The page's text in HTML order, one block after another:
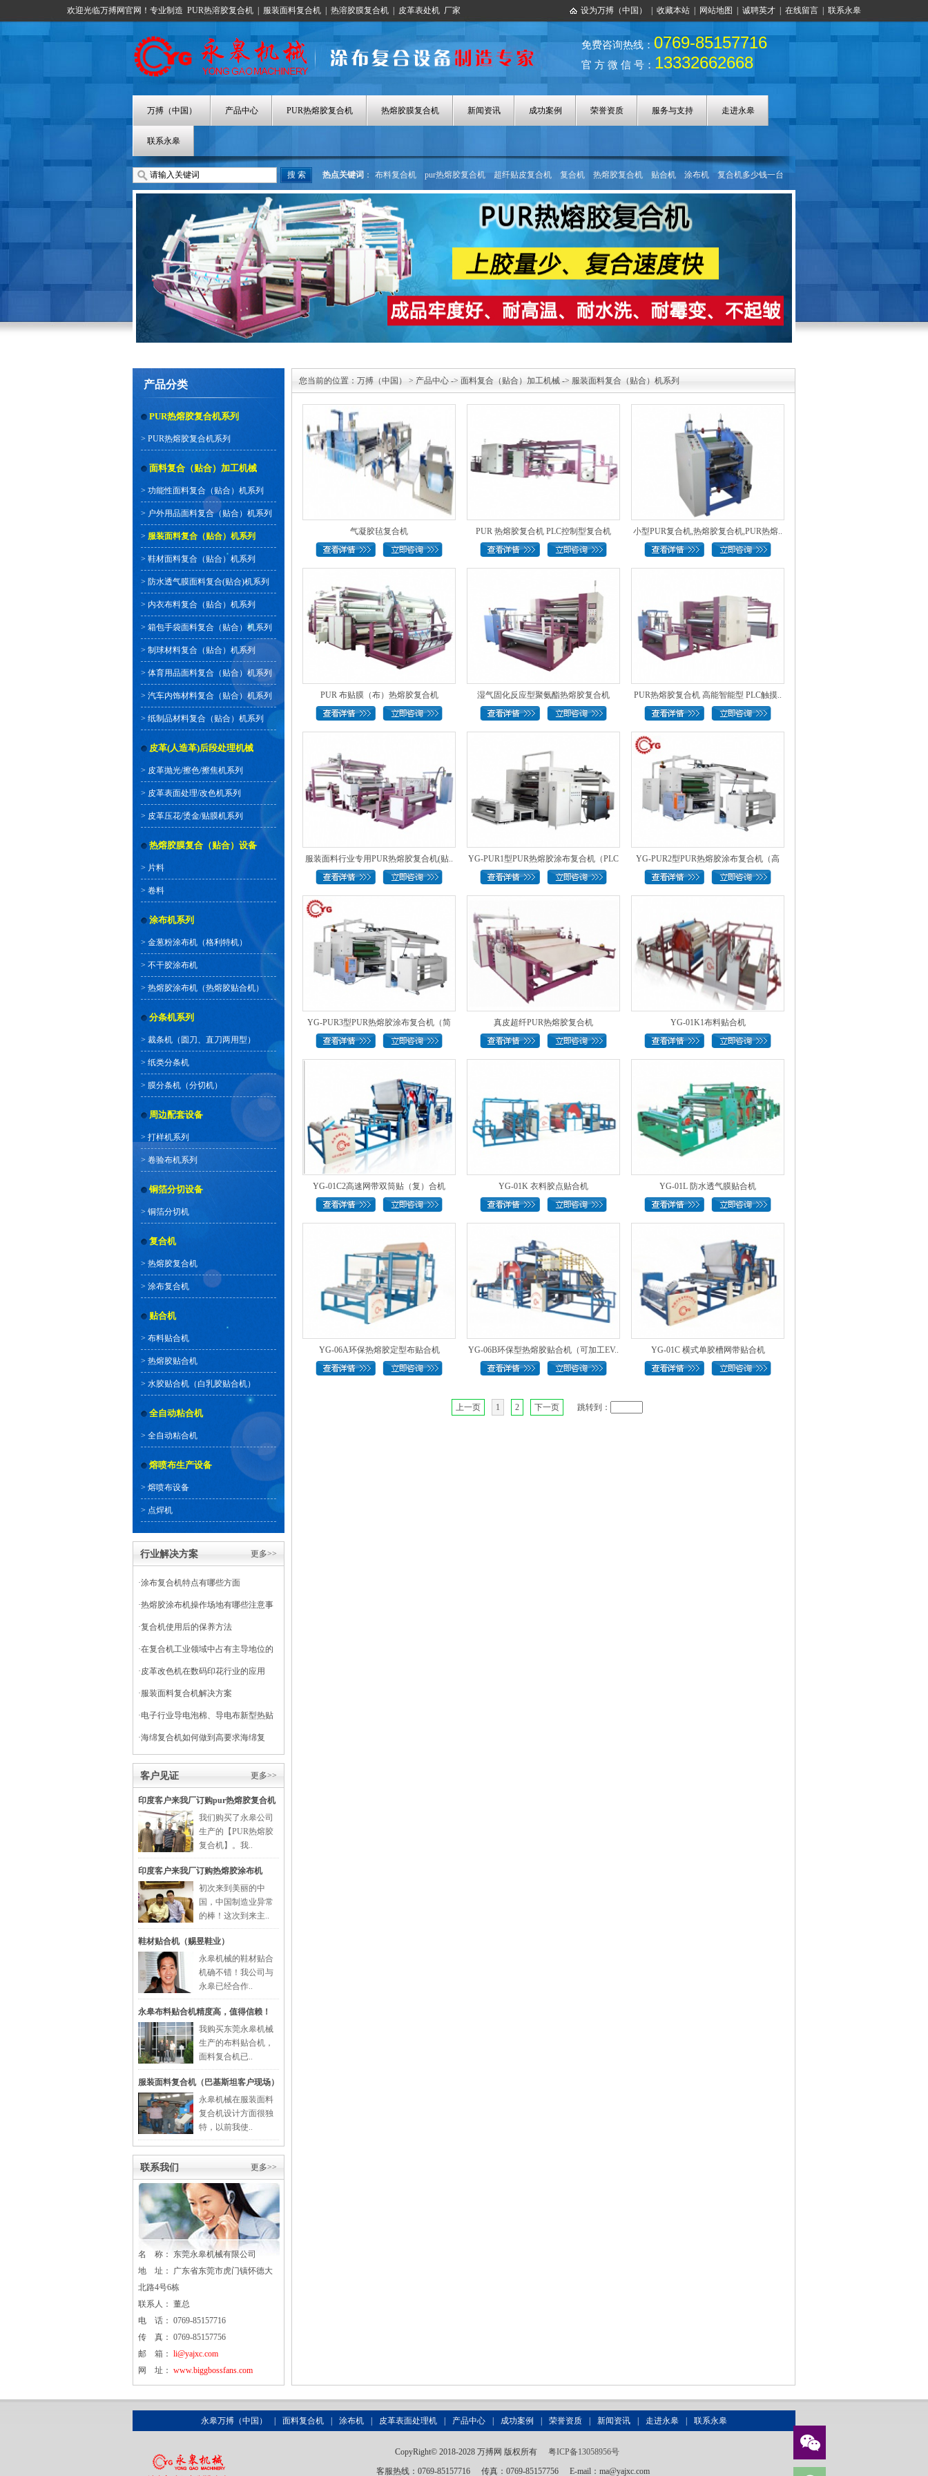
欢迎光临万搏网官网！专业制造 PUR热溶胶复合机 服装面料复合机 热溶胶膜复合机 皮革表处机 厂家 设为万搏（中国） 收藏本站 网站地图 诚聘英才 在线留言 联系永皋
免费咨询热线： 0769-85157716
官 方 微 信 号： 13332662668
万搏（中国） 产品中心 PUR热熔胶复合机 热熔胶膜复合机 新闻资讯 成功案例 荣誉资质 服务与支持 走进永皋
联系永皋
热点关键词 ： 布料复合机 pur热熔胶复合机 超纤贴皮复合机 复合机 热熔胶复合机 贴合机 涂布机
复合机多少钱一台
热熔胶涂布机
热熔胶膜复合机
产品分类
PUR热熔胶复合机系列
> PUR热熔胶复合机系列
面料复合（贴合）加工机械
> 功能性面料复合（贴合）机系列
> 户外用品面料复合（贴合）机系列
> 服装面料复合（贴合）机系列
> 鞋材面料复合（贴合）机系列
> 防水透气膜面料复合(贴合)机系列
> 内衣布料复合（贴合）机系列
> 箱包手袋面料复合（贴合）机系列
> 制球材料复合（贴合）机系列
> 体育用品面料复合（贴合）机系列
> 汽车内饰材料复合（贴合）机系列
> 纸制品材料复合（贴合）机系列
皮革(人造革)后段处理机械
> 皮革抛光/擦色/擦焦机系列
> 皮革表面处理/改色机系列
> 皮革压花/烫金/贴膜机系列
热熔胶膜复合（贴合）设备
> 片料
> 卷料
涂布机系列
> 金葱粉涂布机（格利特机）
> 不干胶涂布机
> 热熔胶涂布机（热熔胶贴合机）
分条机系列
> 裁条机（圆刀、直刀两用型）
> 纸类分条机
> 膜分条机（分切机）
周边配套设备
> 打样机系列
> 卷验布机系列
铜箔分切设备
> 铜箔分切机
复合机
> 热熔胶复合机
> 涂布复合机
贴合机
> 布料贴合机
> 热熔胶贴合机
> 水胶贴合机（白乳胶贴合机）
全自动粘合机
> 全自动粘合机
熔喷布生产设备
> 熔喷布设备
> 点焊机
更多>>
行业解决方案
·涂布复合机特点有哪些方面
·热熔胶涂布机操作场地有哪些注意事
项
·复合机使用后的保养方法
·在复合机工业领域中占有主导地位的
干式复合机
·皮革改色机在数码印花行业的应用
·服装面料复合机解决方案
·电子行业导电泡棉、导电布新型热贴
复合
·海绵复合机如何做到高要求海绵复
更多>>
客户见证
印度客户来我厂订购pur热熔胶复合机
我们购买了永皋公司
生产的【PUR热熔胶
复合机】。我..
印度客户来我厂订购热熔胶涂布机
初次来到美丽的中
国，中国制造业异常
的棒！这次到来主..
鞋材贴合机（赐昱鞋业）
永皋机械的鞋材贴合
机确不错！我公司与
永皋已经合作..
永皋布料贴合机精度高，值得信赖！
我购买东莞永皋机械
生产的布料贴合机，
面料复合机已..
服装面料复合机（巴基斯坦客户现场）
永皋机械在服装面料
复合机设计方面很独
特，以前我使..
更多>>
联系我们
名 称： 东莞永皋机械有限公司
地 址： 广东省东莞市虎门镇怀德大
北路4号6栋
联系人： 董总
电 话： 0769-85157716
传 真： 0769-85157756
邮 箱： li@yajxc.com
网 址： www.biggbossfans.com
您当前的位置： 万搏（中国） > 产品中心 -> 面料复合（贴合）加工机械 -> 服装面料复合（贴合）机系列
气凝胶毡复合机 PUR 热熔胶复合机 PLC控制型复合机 小型PUR复合机,热熔胶复合机,PUR热熔..
PUR 布贴膜（布）热熔胶复合机 湿气固化反应型聚氨酯热熔胶复合机 PUR热熔胶复合机 高能智能型 PLC触摸..
服装面料行业专用PUR热熔胶复合机(贴.. YG-PUR1型PUR热熔胶涂布复合机（PLC
控..
YG-PUR2型PUR热熔胶涂布复合机（高
速..
YG-PUR3型PUR热熔胶涂布复合机（简
易..
真皮超纤PUR热熔胶复合机 YG-01K1布料贴合机
YG-01C2高速网带双筒贴（复）合机 YG-01K 衣料胶点贴合机 YG-01L 防水透气膜贴合机
YG-06A环保热熔胶定型布贴合机 YG-06B环保型热熔胶贴合机（可加工EV.. YG-01C 横式单胶槽网带贴合机
上一页 1 2 下一页 跳转到：
永皋万搏（中国） 面料复合机 涂布机 皮革表面处理机 产品中心 成功案例 荣誉资质 新闻资讯 走进永皋 联系永皋
CopyRight© 2018-2028 万搏网 版权所有
粤ICP备13058956号
客服热线：0769-85157716
传真：0769-85157756 E-mail：ma@yajxc.com